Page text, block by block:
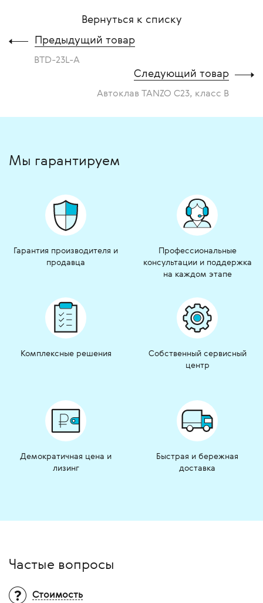
Вернуться к списку
Предыдущий товар
BTD-23L-A
Следующий товар
Автоклав TANZO C23, класс В
Мы гарантируем
Гарантия производителя и
продавца
Профессиональные
консультации и поддержка
на каждом этапе
Комплексные решения
Собственный сервисный
центр
Демократичная цена и
лизинг
Быстрая и бережная
доставка
Частые вопросы
Стоимость